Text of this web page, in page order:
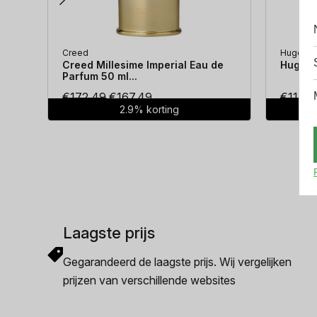
Creed
Creed Millesime Imperial Eau de
Parfum 50 ml...
€172.49Oorspronkelijke
prijs
€167.49Huidige
prijs
2.9% korting
Hugo
Hugo
€
Laagste prijs
Gegarandeerd de laagste prijs. Wij vergelijken
prijzen van verschillende websites